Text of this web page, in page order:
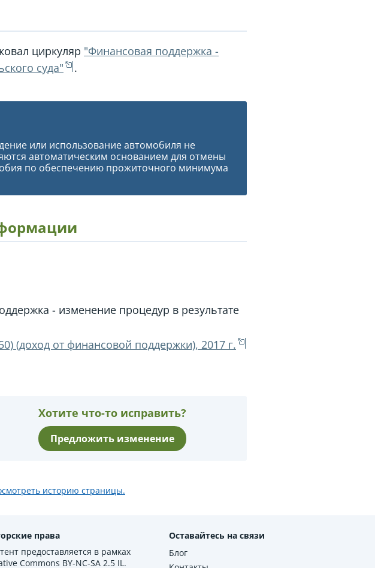
циркуляр "Финансовая поддержка -
суда"
.
или использование автомобиля не
автоматическим основанием для отмены
по обеспечению прожиточного минимума
- изменение процедур в результате
(доход от финансовой поддержки), 2017 г.
Хотите что-то исправить?
Предложить изменение
историю страницы.
права
предоставляется в рамках
Commons BY-NC-SA 2.5 IL.
Оставайтесь на связи
Блог